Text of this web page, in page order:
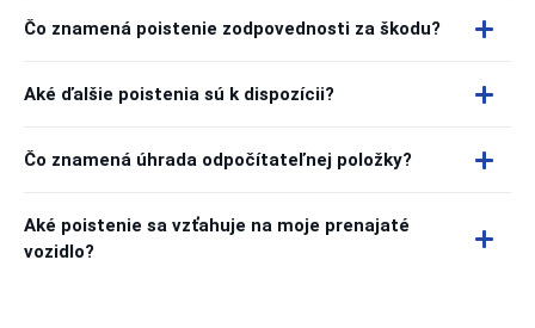
Čo znamená poistenie zodpovednosti za škodu?
Aké ďalšie poistenia sú k dispozícii?
Čo znamená úhrada odpočítateľnej položky?
Aké poistenie sa vzťahuje na moje prenajaté
vozidlo?